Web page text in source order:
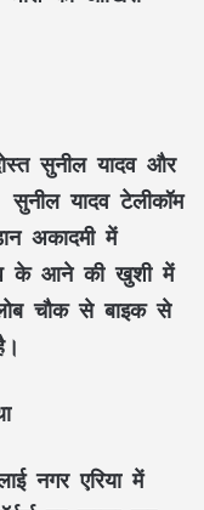
सुनील यादव और
यादव टेलीकॉम
अकादमी में
के आने की खुशी में
चौक से बाइक से
नगर एरिया में